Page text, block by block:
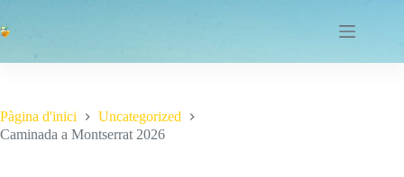
al
contingut
Pàgina d'inici
Uncategorized
Caminada a Montserrat 2026